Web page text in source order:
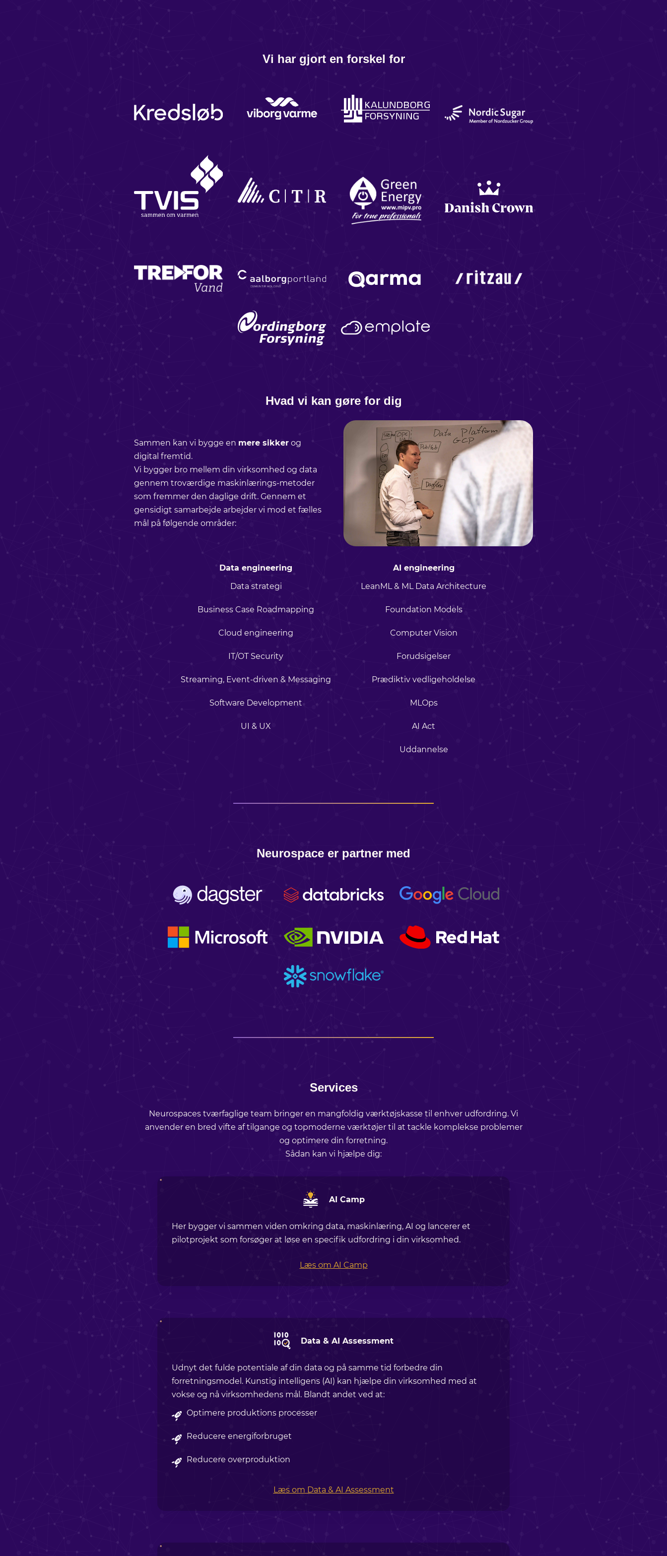
Vi har gjort en forskel for
Hvad vi kan gøre for dig
Sammen kan vi bygge en mere sikker og
digital fremtid.
Vi bygger bro mellem din virksomhed og data
gennem troværdige maskinlærings-metoder
som fremmer den daglige drift. Gennem et
gensidigt samarbejde arbejder vi mod et fælles
mål på følgende områder:
Data engineering
Data strategi
Business Case Roadmapping
Cloud engineering
IT/OT Security
Streaming, Event-driven & Messaging
Software Development
UI & UX
AI engineering
LeanML & ML Data Architecture
Foundation Models
Computer Vision
Forudsigelser
Prædiktiv vedligeholdelse
MLOps
AI Act
Uddannelse
Neurospace er partner med
Services
Neurospaces tværfaglige team bringer en mangfoldig værktøjskasse til enhver udfordring. Vi
anvender en bred vifte af tilgange og topmoderne værktøjer til at tackle komplekse problemer
og optimere din forretning.
Sådan kan vi hjælpe dig:
AI Camp
Her bygger vi sammen viden omkring data, maskinlæring, AI og lancerer et
pilotprojekt som forsøger at løse en specifik udfordring i din virksomhed.
Læs om AI Camp
Data & AI Assessment
Udnyt det fulde potentiale af din data og på samme tid forbedre din
forretningsmodel. Kunstig intelligens (AI) kan hjælpe din virksomhed med at
vokse og nå virksomhedens mål. Blandt andet ved at:
Optimere produktions processer
Reducere energiforbruget
Reducere overproduktion
Læs om Data & AI Assessment